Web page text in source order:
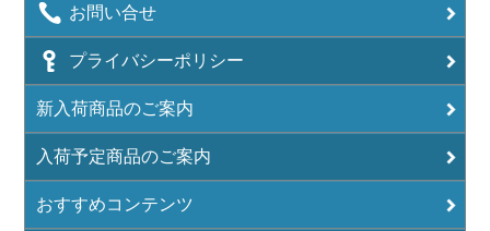
お問い合せ
プライバシーポリシー
新入荷商品のご案内
入荷予定商品のご案内
おすすめコンテンツ